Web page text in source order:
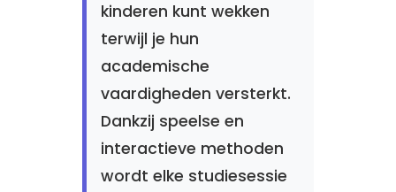
kinderen kunt wekken
terwijl je hun
academische
vaardigheden versterkt.
Dankzij speelse en
interactieve methoden
wordt elke studiesessie